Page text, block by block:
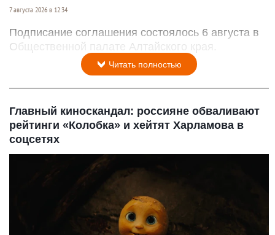
7 августа 2026 в 12:34
Подписание соглашения состоялось 6 августа в
Общественной палате Алтайского края.
Читать полностью
Главный киноскандал: россияне обваливают
рейтинги «Колобка» и хейтят Харламова в
соцсетях